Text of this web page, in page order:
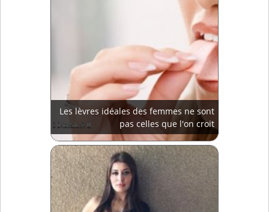
Les lèvres idéales des femmes ne sont
pas celles que l'on croit